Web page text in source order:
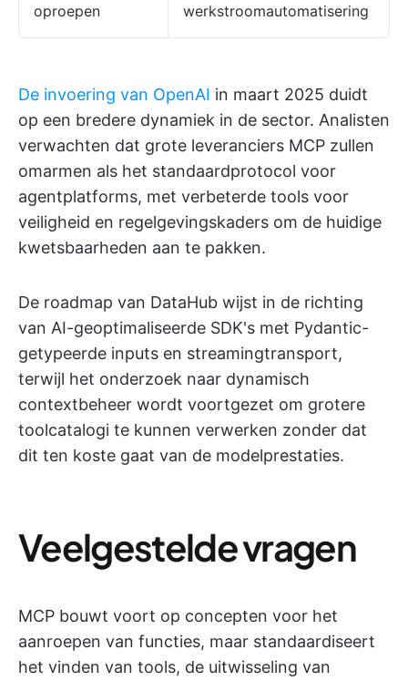
oproepen
werkstroomautomatisering
De invoering van OpenAI in maart 2025 duidt
op een bredere dynamiek in de sector. Analisten
verwachten dat grote leveranciers MCP zullen
omarmen als het standaardprotocol voor
agentplatforms, met verbeterde tools voor
veiligheid en regelgevingskaders om de huidige
kwetsbaarheden aan te pakken.
De roadmap van DataHub wijst in de richting
van AI-geoptimaliseerde SDK's met Pydantic-
getypeerde inputs en streamingtransport,
terwijl het onderzoek naar dynamisch
contextbeheer wordt voortgezet om grotere
toolcatalogi te kunnen verwerken zonder dat
dit ten koste gaat van de modelprestaties.
Veelgestelde vragen
MCP bouwt voort op concepten voor het
aanroepen van functies, maar standaardiseert
het vinden van tools, de uitwisseling van